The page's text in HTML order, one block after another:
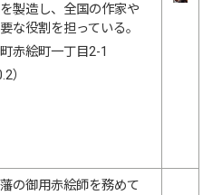
製造し、全国の作家や
な役割を担っている。
赤絵町一丁目2-1
）
の御用赤絵師を務めて